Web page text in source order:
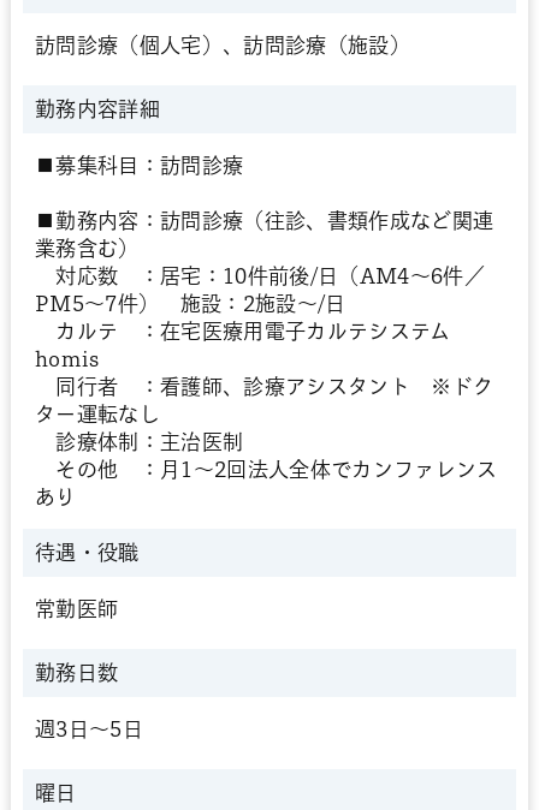
訪問診療（個人宅）、訪問診療（施設）
勤務内容詳細
■募集科目：訪問診療
■勤務内容：訪問診療（往診、書類作成など関連
業務含む）
対応数 ：居宅：10件前後/日（AM4～6件／
PM5～7件） 施設：2施設～/日
カルテ ：在宅医療用電子カルテシステム
homis
同行者 ：看護師、診療アシスタント ※ドク
ター運転なし
診療体制：主治医制
その他 ：月1～2回法人全体でカンファレンス
あり
待遇・役職
常勤医師
勤務日数
週3日～5日
曜日